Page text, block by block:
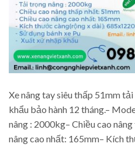
Xe nâng tay siêu thấp 51mm
khẩu bảo hành 12 tháng.–
nâng : 2000kg– Chiều cao
nâng cao nhất: 165mm– Kích